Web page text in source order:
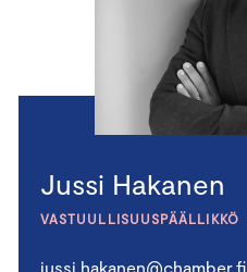
Jussi Hakanen
VASTUULLISUUSPÄÄLLIKKÖ
jussi.hakanen@chamber.fi